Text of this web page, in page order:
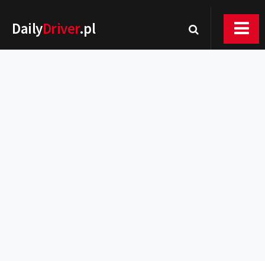
DailyDriver.pl